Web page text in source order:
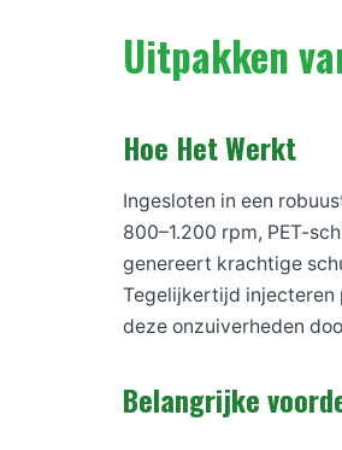
Uitpakken
Hoe Het Werkt
Ingesloten in een
800–1.200 rpm, PET-
genereert krachtige
Tegelijkertijd injecteren
deze onzuiverheden
Belangrijke